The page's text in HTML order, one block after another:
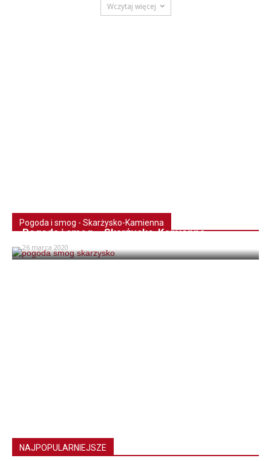
Wczytaj więcej
Pogoda i smog - Skarżysko-Kamienna
Pogoda i smog – Skarżysko-Kamienna
26 marca 2020
NAJPOPULARNIEJSZE